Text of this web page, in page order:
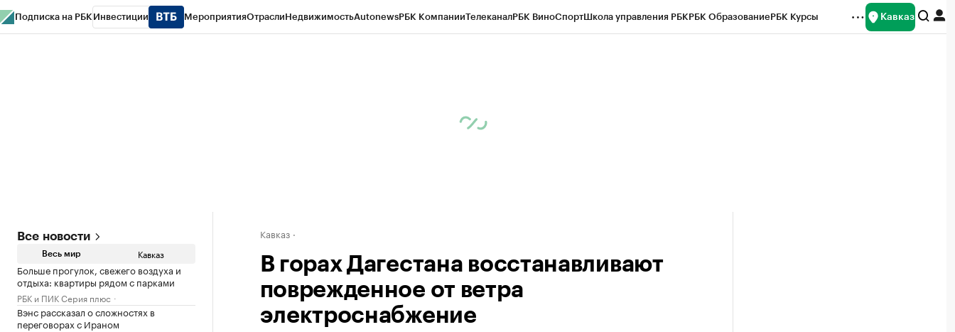
Подписка на РБК Инвестиции МероприятияОтраслиНедвижимостьAutonewsРБК КомпанииТелеканалРБК ВиноСпортШкола управления РБКРБК ОбразованиеРБК Курсы Кавказ
Все новости
Весь мир Кавказ
Больше прогулок, свежего воздуха и
отдыха: квартиры рядом с парками
РБК и ПИК Серия плюс
Вэнс рассказал о сложностях в
переговорах с Ираном
Кавказ
В горах Дагестана восстанавливают
поврежденное от ветра
электроснабжение